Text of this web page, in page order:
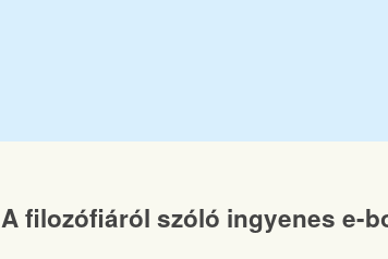
A filozófiáról szóló ingyenes e-